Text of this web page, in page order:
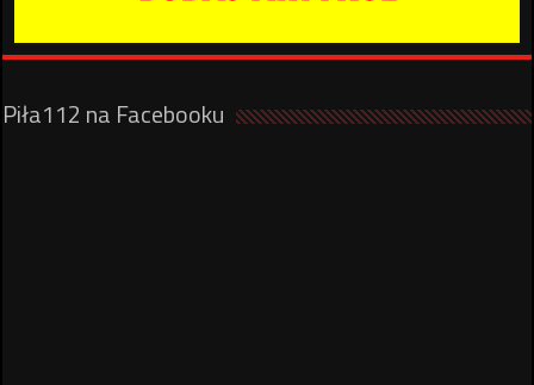
Piła112 na Facebooku